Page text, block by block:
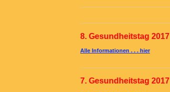
8. Gesundheitstag 2017
Alle Informationen . . . hier
7. Gesundheitstag 2017